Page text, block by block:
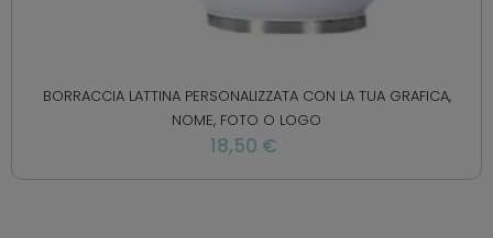
BORRACCIA LATTINA PERSONALIZZATA CON LA TUA GRAFICA,
NOME, FOTO O LOGO
18,50 €